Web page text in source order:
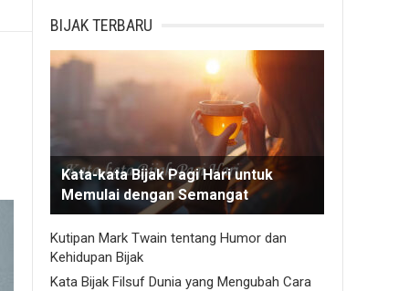
BIJAK TERBARU
Kata-kata Bijak Pagi Hari untuk
Memulai dengan Semangat
Kutipan Mark Twain tentang Humor dan
Kehidupan Bijak
Kata Bijak Filsuf Dunia yang Mengubah Cara